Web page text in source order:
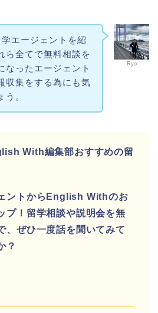
Ryo
エージェントを紹
ら全てで無料相談を
なったエージェント
収集をする為にも気
。
With編集部おすすめの留
ントからEnglish Withのお
プ！留学相談や説明会を無
、ぜひ一度話を聞いてみて
？